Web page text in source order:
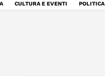
CULTURA E EVENTI POLITICA